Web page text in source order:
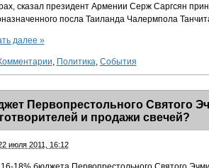
сказал президент Армении Серж Саргсян
посла Таиланда Чалермпола
далее »
, Политика, События
Первопрестольного Святого
и продажи свечей?
июля 2011, 16:12